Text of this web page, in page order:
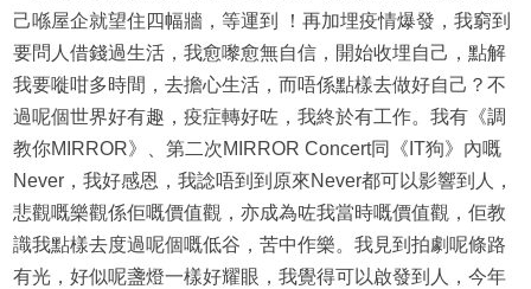
己喺屋企就望住四幅牆，等運到 ！再加埋疫情爆發，我窮到
要問人借錢過生活，我愈嚟愈無自信，開始收埋自己，點解
我要嘥咁多時間，去擔心生活，而唔係點樣去做好自己？不
過呢個世界好有趣，疫症轉好咗，我終於有工作。我有《調
教你MIRROR》、第二次MIRROR Concert同《IT狗》內嘅
Never，我好感恩，我諗唔到到原來Never都可以影響到人，
悲觀嘅樂觀係佢嘅價值觀，亦成為咗我當時嘅價值觀，佢教
識我點樣去度過呢個嘅低谷，苦中作樂。我見到拍劇呢條路
有光，好似呢盞燈一樣好耀眼，我覺得可以啟發到人，今年